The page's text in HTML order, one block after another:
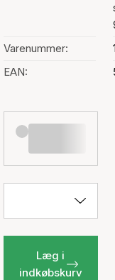
Varenummer:
EAN:
Læg i
indkøbskurv